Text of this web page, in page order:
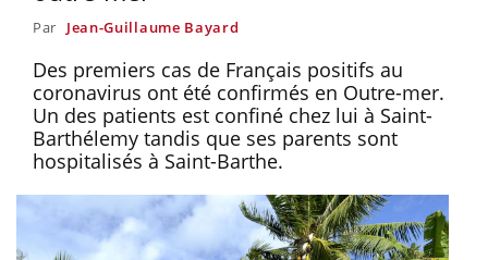
Par Jean-Guillaume Bayard
Des premiers cas de Français positifs au
coronavirus ont été confirmés en Outre-mer.
Un des patients est confiné chez lui à Saint-
Barthélemy tandis que ses parents sont
hospitalisés à Saint-Barthe.